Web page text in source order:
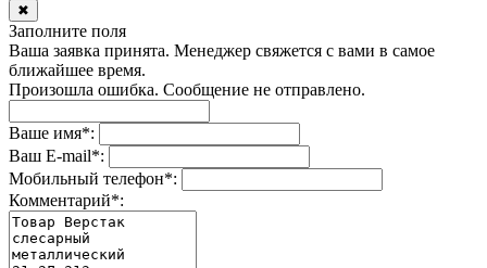
✖
Заполните поля
Ваша заявка принята. Менеджер свяжется с вами в самое
ближайшее время.
Произошла ошибка. Сообщение не отправлено.
Ваше имя*:
Ваш E-mail*:
Мобильный телефон*:
Комментарий*: